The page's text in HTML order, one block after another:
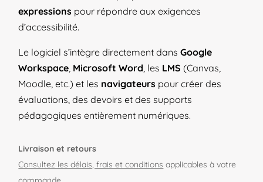
expressions pour répondre aux exigences
d’accessibilité.
Le logiciel s’intègre directement dansGoogle
Workspace Microsoft Word , les LMS (Canvas,
Moodle, etc.) et les navigateurs pour créer des
évaluations, des devoirs et des supports
pédagogiques entièrement numériques.
Livraison et retours
Consultez les délais, frais et conditions applicables à votre